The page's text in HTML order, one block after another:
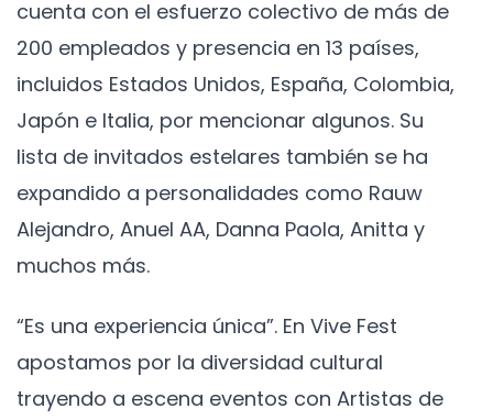
cuenta con el esfuerzo colectivo de más de
200 empleados y presencia en 13 países,
incluidos Estados Unidos, España, Colombia,
Japón e Italia, por mencionar algunos. Su
lista de invitados estelares también se ha
expandido a personalidades como Rauw
Alejandro, Anuel AA, Danna Paola, Anitta y
muchos más.
“Es una experiencia única”. En Vive Fest
apostamos por la diversidad cultural
trayendo a escena eventos con Artistas de